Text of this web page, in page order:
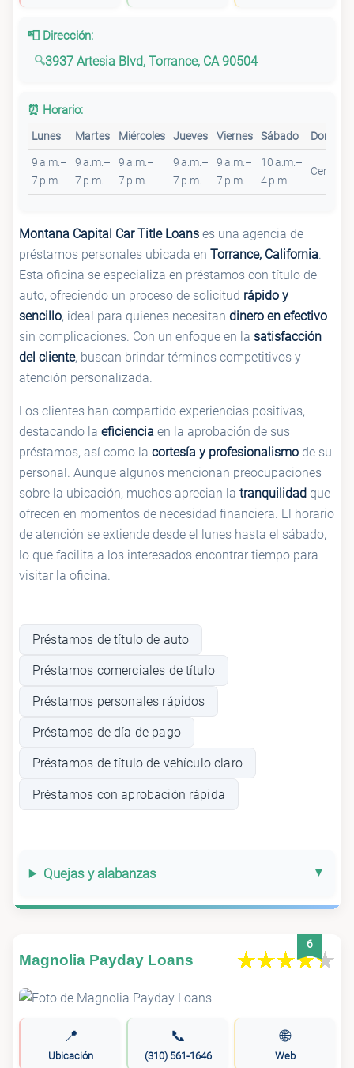
📮 Dirección:
3937 Artesia Blvd, Torrance, CA 90504
⏰ Horario:
Lunes Martes Miércoles Jueves Viernes Sábado
9 a.m.–
7 p.m.
9 a.m.–
7 p.m.
9 a.m.–
7 p.m.
9 a.m.–
7 p.m.
9 a.m.–
7 p.m.
10 a.m.–
4 p.m.
Cerrado
Montana Capital Car Title Loans es una agencia de
préstamos personales ubicada en Torrance, California
Esta oficina se especializa en préstamos con título de
auto, ofreciendo un proceso de solicitud rápido y
sencillo, ideal para quienes necesitan dinero en efectivo
sin complicaciones. Con un enfoque en la satisfacción
del cliente, buscan brindar términos competitivos y
atención personalizada.
Los clientes han compartido experiencias positivas,
destacando la eficiencia en la aprobación de sus
préstamos, así como la cortesía y profesionalismo de su
personal. Aunque algunos mencionan preocupaciones
sobre la ubicación, muchos aprecian la tranquilidad que
ofrecen en momentos de necesidad financiera. El horario
de atención se extiende desde el lunes hasta el sábado,
lo que facilita a los interesados encontrar tiempo para
visitar la oficina.
Préstamos de título de auto
Préstamos comerciales de título
Préstamos personales rápidos
Préstamos de día de pago
Préstamos de título de vehículo claro
Préstamos con aprobación rápida
Quejas y alabanzas
6
Magnolia Payday Loans
📍
Ubicación
📞
(310) 561-1646
🌐
Web